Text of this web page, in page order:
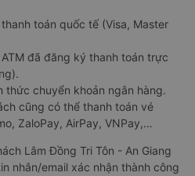
toán quốc tế (Visa, Master
đã đăng ký thanh toán trực
thức chuyển khoản ngân hàng.
cũng có thể thanh toán vé
ZaloPay, AirPay, VNPay,…
Lâm Đồng Tri Tôn - An Giang
nhắn/email xác nhận thành công